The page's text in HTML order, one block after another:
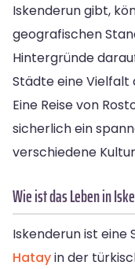
Iskenderun gibt,
geografischen
Hintergründe
Städte eine Vielfalt
Eine Reise von
sicherlich ein
verschiedene
Wie ist das Leben in
Iskenderun ist eine
Hatayin der